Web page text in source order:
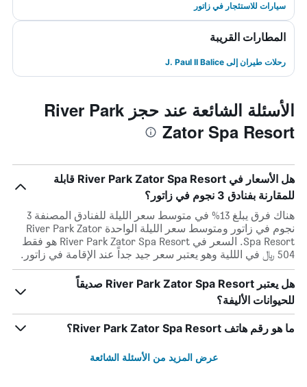
سيارات للاستئجار في زاتور
المطارات القريبة
رحلات طيران إلى J. Paul II Balice
الأسئلة الشائعة عند حجز River Park
Zator Spa Resort
هل الأسعار في River Park Zator Spa Resort قابلة
للمقارنة بفنادق 3 نجوم في زاتور؟
هناك فرق يبلغ 13% في متوسط ​​سعر الليلة للفنادق المصنفة 3
نجوم في زاتور ومتوسط ​​سعر الليلة الواحدة River Park Zator
Spa Resort. السعر في River Park Zator Spa Resort هو فقط
504 ﷼ في الللية وهو يعتبر سعر جيد جداً عند الإقامة في زاتور.
هل يعتبر River Park Zator Spa Resort صديقاً
للحيوانات الأليفة؟
ما هو رقم هاتف River Park Zator Spa Resort؟
عرض المزيد من الأسئلة الشائعة